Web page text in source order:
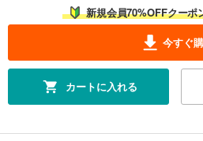
新規会員70%OFFクーポ
今すぐ
カートに入れる